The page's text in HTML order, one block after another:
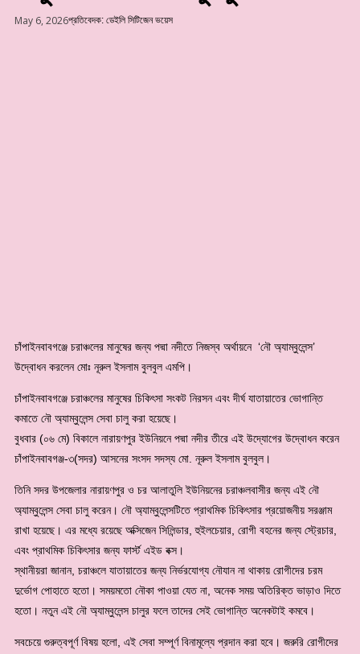
May 6, 2026প্রতিবেদক: ডেইলি সিটিজেন ভয়েস
চাঁপাইনবাবগঞ্জে চরাঞ্চলের মানুষের জন্য পদ্মা নদীতে নিজস্ব অর্থায়নে ‘নৌ অ্যাম্বুলেন্স’
উদ্বোধন করলেন মোঃ নূরুল ইসলাম বুলবুল এমপি।
চাঁপাইনবাবগঞ্জে চরাঞ্চলের মানুষের চিকিৎসা সংকট নিরসন এবং দীর্ঘ যাতায়াতের ভোগান্তি
কমাতে নৌ অ্যাম্বুলেন্স সেবা চালু করা হয়েছে।
বুধবার (০৬ মে) বিকালে নারায়ণপুর ইউনিয়নে পদ্মা নদীর তীরে এই উদ্যোগের উদ্বোধন করেন
চাঁপাইনবাবগঞ্জ-৩(সদর) আসনের সংসদ সদস্য মো. নূরুল ইসলাম বুলবুল।
তিনি সদর উপজেলার নারায়ণপুর ও চর আলাতুলি ইউনিয়নের চরাঞ্চলবাসীর জন্য এই নৌ
অ্যাম্বুলেন্স সেবা চালু করেন। নৌ অ্যাম্বুলেন্সটিতে প্রাথমিক চিকিৎসার প্রয়োজনীয় সরঞ্জাম
রাখা হয়েছে। এর মধ্যে রয়েছে অক্সিজেন সিলিন্ডার, হুইলচেয়ার, রোগী বহনের জন্য স্ট্রেচার,
এবং প্রাথমিক চিকিৎসার জন্য ফার্স্ট এইড বক্স।
স্থানীয়রা জানান, চরাঞ্চলে যাতায়াতের জন্য নির্ভরযোগ্য নৌযান না থাকায় রোগীদের চরম
দুর্ভোগ পোহাতে হতো। সময়মতো নৌকা পাওয়া যেত না, অনেক সময় অতিরিক্ত ভাড়াও দিতে
হতো। নতুন এই নৌ অ্যাম্বুলেন্স চালুর ফলে তাদের সেই ভোগান্তি অনেকটাই কমবে।
সবচেয়ে গুরুত্বপূর্ণ বিষয় হলো, এই সেবা সম্পূর্ণ বিনামূল্যে প্রদান করা হবে। জরুরি রোগীদের